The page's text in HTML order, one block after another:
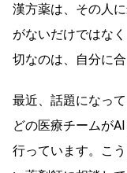
漢方薬は、その人
がないだけではな
切なのは、自分に
最近、話題になっ
どの医療チームが
行っています。こ